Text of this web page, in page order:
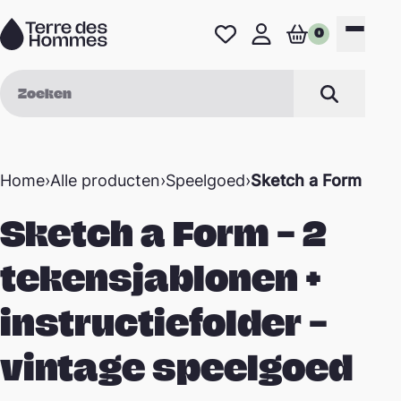
Favorieten
Mijn profiel
0
Zoeken
Home›Alle producten›Speelgoed›Sketch a Form –
Sketch a Form – 2
tekensjablonen +
instructiefolder –
vintage speelgoed